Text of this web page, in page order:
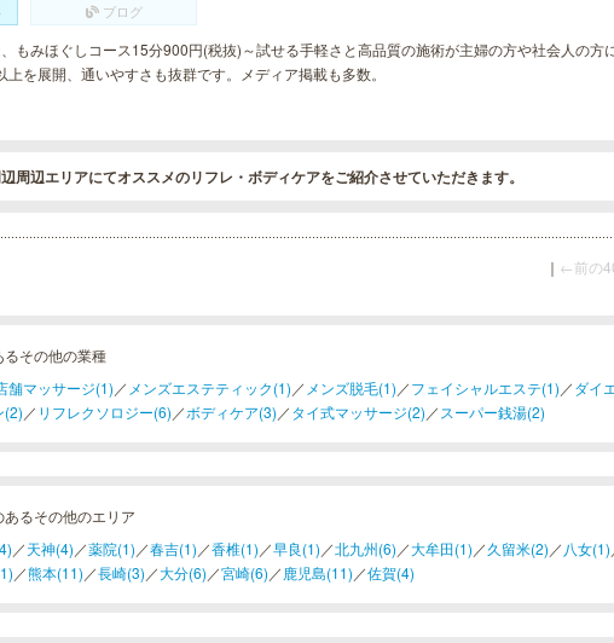
ブログ
もみほぐしコース15分900円(税抜)～試せる手軽さと高品質の施術が主婦の方や社会人の方
上を展開、通いやすさも抜群です。メディア掲載も多数。
周辺エリアにてオススメのリフレ・ボディケアをご紹介させていただきます。
｜ ←前の
その他の業種
舗マッサージ(1) ／ メンズエステティック(1) ／ メンズ脱毛(1) ／フェイシャルエステ(1) ／ダイ
(2) ／ リフレクソロジー(6) ／ボディケア(3) ／タイ式マッサージ(2) ／ スーパー銭湯(2)
るその他のエリア
／天神(4) ／薬院(1) ／春吉(1) ／香椎(1) ／早良(1) ／北九州(6) ／大牟田(1) ／久留米(2) ／ 八女(1)
／熊本(11) ／長崎(3) ／大分(6) ／宮崎(6) ／ 鹿児島(11) ／佐賀(4)